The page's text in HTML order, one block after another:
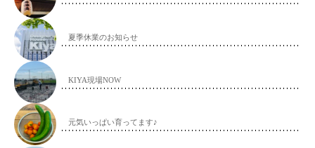
夏季休業のお知らせ
KIYA現場NOW
元気いっぱい育ってます♪